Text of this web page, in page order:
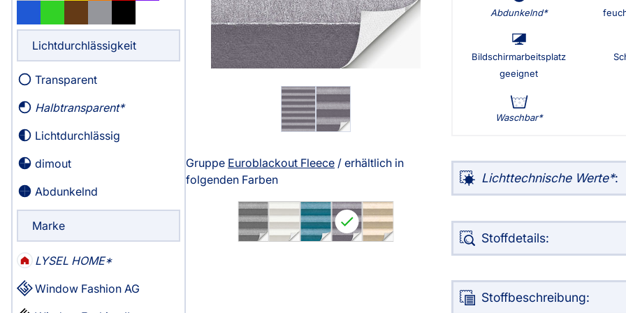
Fertiggrössen
Zubehör
Raffrollo
Alle Raffrollos
Massanfertigung
Fertiggrössen
Zubehör
Alle Flächenvorhänge
Massanfertigung
Massanfertigung
Fertiggrössen
Zubehör
Alle Scheibengardinen
Zubehör
Gardinenstange
Alle Vorhangstangen
Fertiggrössen
Fliegengitter
Zubehör
Massanfertigung
Alle
Service Versand
Lichtdurchlässigkeit
Transparent
Halbtransparent
Lichtdurchlässig
dimout
Abdunkelnd
Marke
LYSEL HOME
Window Fashion AG
Gruppe Euroblackout Fleece / erhältlich in
folgenden Farben
Abdunkelnd
Bildschirmarbeitsplatz
geeignet
Waschbar
Lichttechnische Werte :
Stoffdetails:
Stoffbeschreibung: